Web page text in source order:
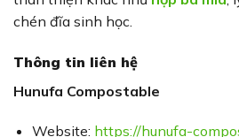
chén đĩa sinh học.
Thông tin liên hệ
Hunufa Compostable
Website: https://hunufa-